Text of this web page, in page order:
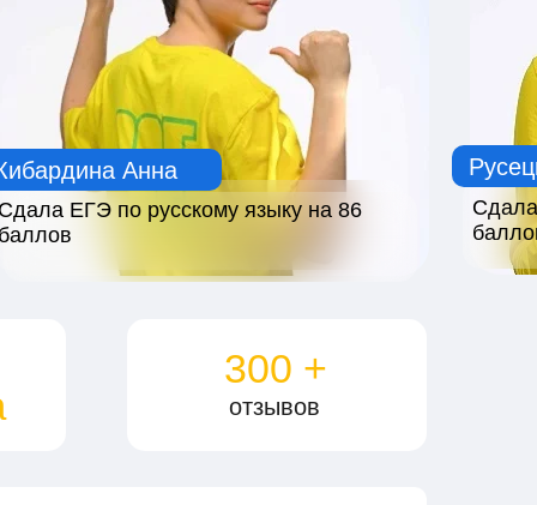
ЕГЭ по русскому языку на 86
Анна
отзывов
300 +